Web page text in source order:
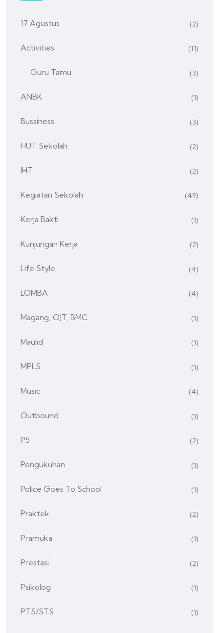
17 Agustus (2)
Activities (11)
Guru Tamu (3)
ANBK (1)
Bussiness (3)
HUT Sekolah (2)
IHT (2)
Kegiatan Sekolah (49)
Kerja Bakti (1)
Kunjungan Kerja (2)
Life Style (4)
LOMBA (4)
Magang, OJT, BMC (1)
Maulid (1)
MPLS (1)
Music (4)
Outbound (1)
P5 (2)
Pengukuhan (1)
Police Goes To School (1)
Praktek (2)
Pramuka (1)
Prestasi (2)
Psikolog (1)
PTS/STS (1)